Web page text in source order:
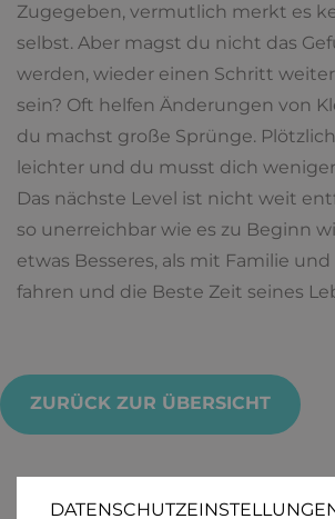
Zugegeben, vermutlich merkt es
selbst. Aber magst du nicht das
werden, wieder einen Schritt
sein? Oft helfen Änderungen von
du machst große Sprünge.
leichter und du musst dich
Das nächste Level ist nicht weit
so unerreichbar wie es zu Beginn
etwas Besseres, als mit Familie
fahren und die Beste Zeit seines
ZURÜCK ZUR ÜBERSICHT